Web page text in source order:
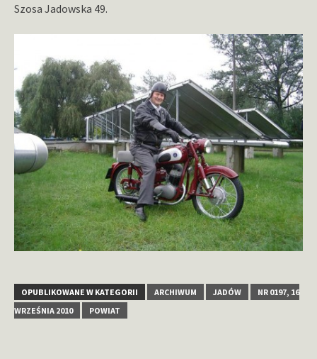
Szosa Jadowska 49.
OPUBLIKOWANE W KATEGORII ARCHIWUM JADÓW
NR 0197, 16
WRZEŚNIA 2010
POWIAT